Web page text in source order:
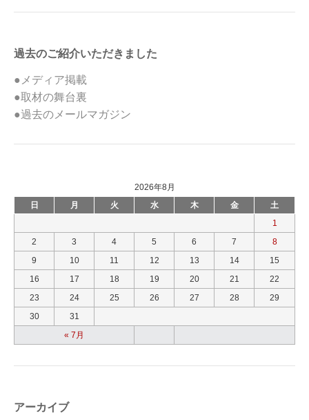
過去のご紹介いただきました
●メディア掲載
●取材の舞台裏
●過去のメールマガジン
2026年8月
日
月 火 水 木 金 土
« 7月
1
2
3 4 5 6 7
8
9
10 11 12 13 14
15
16
17 18 19 20 21
22
23
24 25 26 27 28
29
30
31
アーカイブ